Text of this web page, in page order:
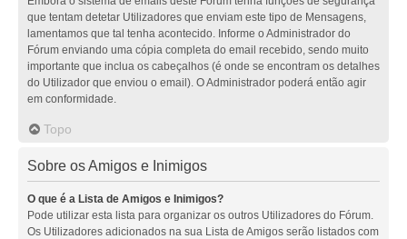
que tentam detetar Utilizadores que enviam este tipo de Mensagens,
lamentamos que tal tenha acontecido. Informe o Administrador do
Fórum enviando uma cópia completa do email recebido, sendo muito
importante que inclua os cabeçalhos (é onde se encontram os detalhes
do Utilizador que enviou o email). O Administrador poderá então agir
em conformidade.
Topo
Sobre os Amigos e Inimigos
O que é a Lista de Amigos e Inimigos?
Pode utilizar esta lista para organizar os outros Utilizadores do Fórum.
Os Utilizadores adicionados na sua Lista de Amigos serão listados com